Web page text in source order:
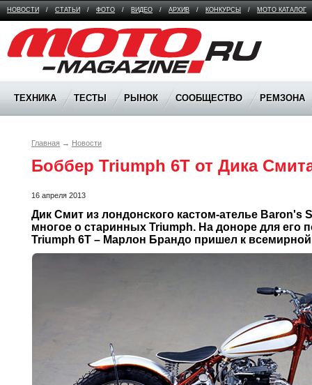
НОВОСТИ / СТАТЬИ / ФОТО / ВИДЕО / АРХИВ / КОНКУРСЫ / МОТО КАТАЛОГ
Moto Magazine
ТЕХНИКА ТЕСТЫ РЫНОК СООБЩЕСТВО РЕМЗОНА
Главная → Новости
Боббер Triumph 6T от Дика
16 апреля 2013
Дик Смит из лондонского кастом-ателье Baron's
многое о старинных Triumph. На доноре для его
Triumph 6T – Марлон Брандо пришел к